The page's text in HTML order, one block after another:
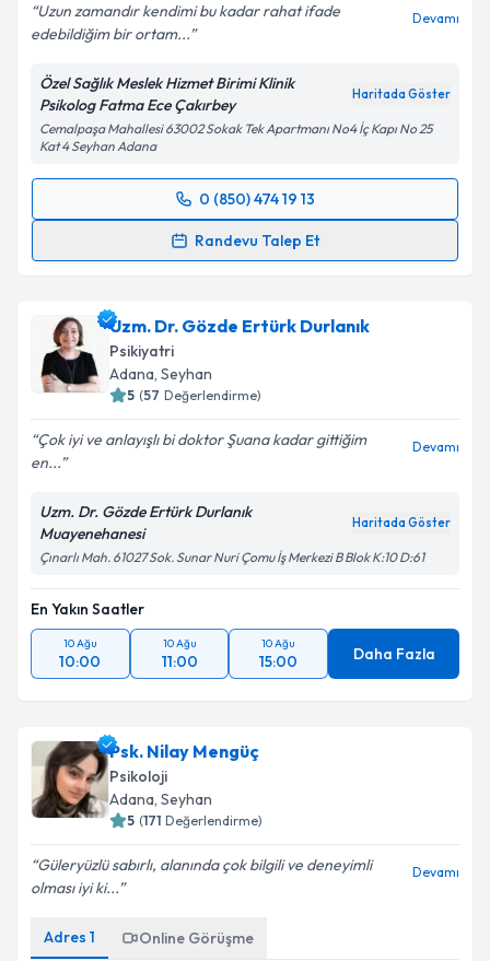
Metni'ni okudum ve kişisel verilerimin belirtilen
kapsamda işlenmesini kabul ediyorum.
Takvim Talebini Gönder
Uzun zamandır kendimi bu kadar rahat ifade
edebildiğim bir ortam...
Devamı
Özel Sağlık Meslek Hizmet Birimi Klinik
Psikolog Fatma Ece Çakırbey
Haritada Göster
Cemalpaşa Mahallesi 63002 Sokak Tek Apartmanı No4 İç Kapı No 25
Kat 4 Seyhan Adana
0 (850) 474 19 13
Randevu Talep Et
Randevu Takvimi Talebi
almanız için bir takvim hazırlandığında e-posta ile
bilgilendireceğiz.
E-posta Adresiniz
Metni'ni okudum ve kişisel verilerimin belirtilen
kapsamda işlenmesini kabul ediyorum.
Uzm. Dr. Gözde Ertürk Durlanık
Psikiyatri
Adana, Seyhan
5 (57 Değerlendirme)
Çok iyi ve anlayışlı bi doktor Şuana kadar gittiğim
en...
Devamı
Uzm. Dr. Gözde Ertürk Durlanık
Muayenehanesi
Haritada Göster
Çınarlı Mah. 61027 Sok. Sunar Nuri Çomu İş Merkezi B Blok K:10 D:61
En Yakın Saatler
10 Ağu
10:00
10 Ağu
11:00
10 Ağu
15:00 Daha Fazla
Psk. Nilay Mengüç
Psikoloji
Adana, Seyhan
5 (171 Değerlendirme)
Güleryüzlü sabırlı, alanında çok bilgili ve deneyimli
olması iyi ki...
Devamı
Adres 1 Online Görüşme